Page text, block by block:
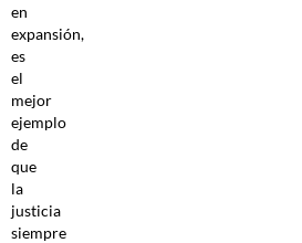
en
expansión,
es
el
mejor
ejemplo
de
que
la
justicia
siempre